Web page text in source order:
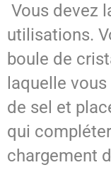
Vous devez
utilisations.
boule de
laquelle
de sel et
qui
chargement